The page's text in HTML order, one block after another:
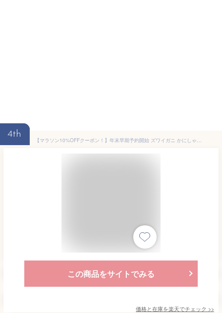
4th
【マラソン10%OFFクーポン！】年末早期予約開始 ズワイガニ かにしゃぶ セット 1kg 2kg カット済み ズワイガニ 生食可 カニ 刺身 蟹しゃぶ カニしゃぶ しゃぶしゃぶ お歳暮 かに むき身 蟹鍋 用 カニ鍋セット 蟹 年末年始 お取り寄せ お正月 グルメ 御歳暮 お歳暮ギフト 海鮮
この商品をサイトでみる
価格と在庫を楽天でチェック >>